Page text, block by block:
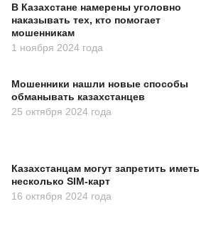
В Казахстане намерены уголовно
наказывать тех, кто помогает
мошенникам
1 ноября 2024 года
Мошенники нашли новые способы
обманывать казахстанцев
25 октября 2024 года
Казахстанцам могут запретить иметь
несколько SIM-карт
16 октября 2024 года